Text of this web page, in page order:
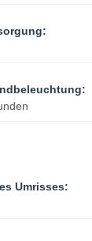
Umrisses: